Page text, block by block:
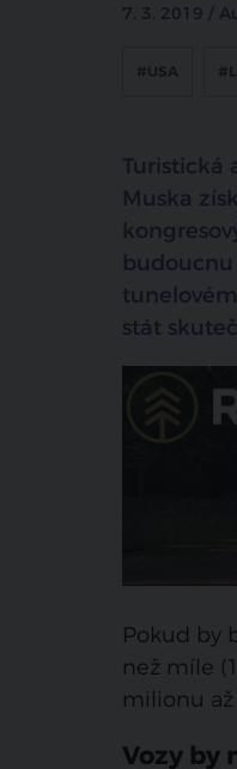
7. 3. 2019 /
#USA
Turistická
Muska
stát
Pokud by
než míle
milionu
Vozy by